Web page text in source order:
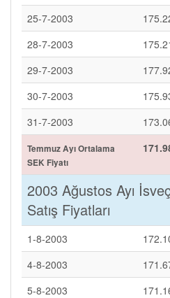
25-7-2003
28-7-2003
29-7-2003
30-7-2003
31-7-2003
Temmuz Ayı Ortalama
SEK Fiyatı
2003 Ağustos Ayı
Satış Fiyatları
1-8-2003
4-8-2003
5-8-2003